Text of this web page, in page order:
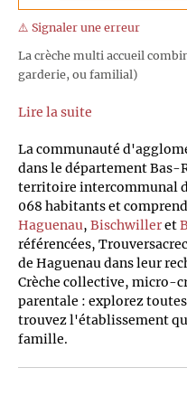
⚠️ Signaler une erreur
La crèche multi accueil
garderie, ou familial)
Lire la suite
La communauté
dans le département Bas-
territoire intercommunal
068 habitants et
Haguenau, Bischwilleret
référencées,
de Haguenau dans leur
Crèche collective, micro-
parentale : explorez
trouvez l'établissement
famille.